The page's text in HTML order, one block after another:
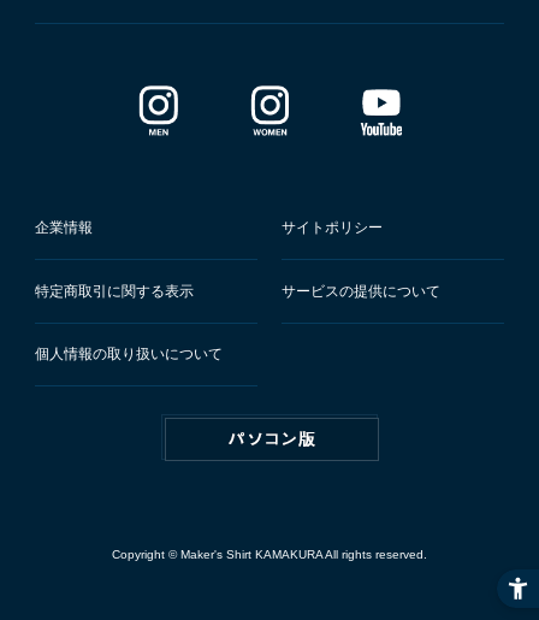
企業情報 サイトポリシー
特定商取引に関する表示 サービスの提供について
個人情報の取り扱いについて
Copyright © Maker's Shirt KAMAKURA All rights reserved.